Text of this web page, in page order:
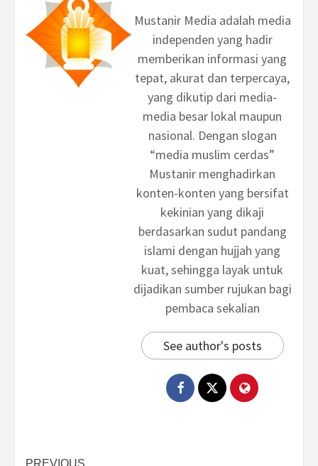
Mustanir Media adalah media
independen yang hadir
memberikan informasi yang
tepat, akurat dan terpercaya,
yang dikutip dari media-
media besar lokal maupun
nasional. Dengan slogan
“media muslim cerdas”
Mustanir menghadirkan
konten-konten yang bersifat
kekinian yang dikaji
berdasarkan sudut pandang
islami dengan hujjah yang
kuat, sehingga layak untuk
dijadikan sumber rujukan bagi
pembaca sekalian
See author's posts
PREVIOUS